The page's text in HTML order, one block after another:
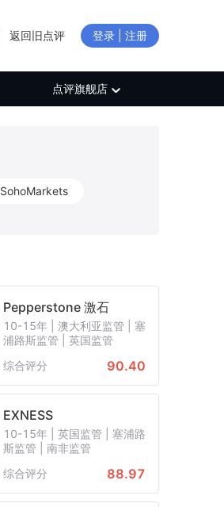
返回旧点评 登录 | 注册
点评旗舰店
SohoMarkets
Pepperstone 激石
10-15年 | 澳大利亚监管 | 塞
浦路斯监管 | 英国监管
综合评分
90.40
EXNESS
10-15年 | 英国监管 | 塞浦路
斯监管 | 南非监管
综合评分
88.97